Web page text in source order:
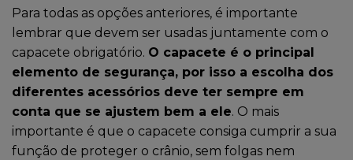
Para todas as opções anteriores, é importante
lembrar que devem ser usadas juntamente com o
capacete obrigatório. O capacete é o principal
elemento de segurança, por isso a escolha dos
diferentes acessórios deve ter sempre em
conta que se ajustem bem a ele. O mais
importante é que o capacete consiga cumprir a sua
função de proteger o crânio, sem folgas nem